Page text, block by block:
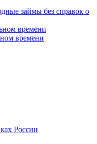
займы без справок о
времени
времени
России